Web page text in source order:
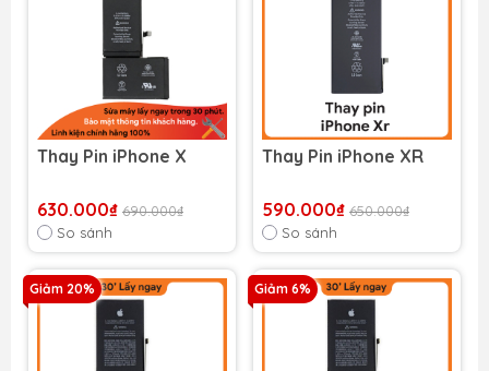
Thay Pin iPhone X
630.000₫ 690.000₫
So sánh
Thay Pin iPhone XR
590.000₫ 650.000₫
So sánh
Giảm 20% Giảm 6%